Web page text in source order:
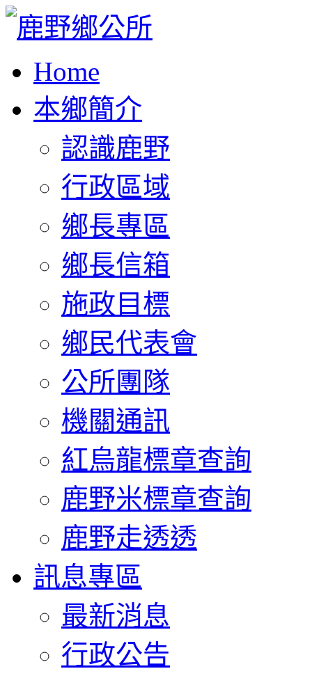
Home
本鄉簡介
認識鹿野
行政區域
鄉長專區
鄉長信箱
施政目標
鄉民代表會
公所團隊
機關通訊
紅烏龍標章查詢
鹿野米標章查詢
鹿野走透透
訊息專區
最新消息
行政公告